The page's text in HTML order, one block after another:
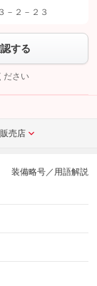
許可する」ボタンを押
を
－２－２３
する
ださい
販売店
装備略号／用語解説